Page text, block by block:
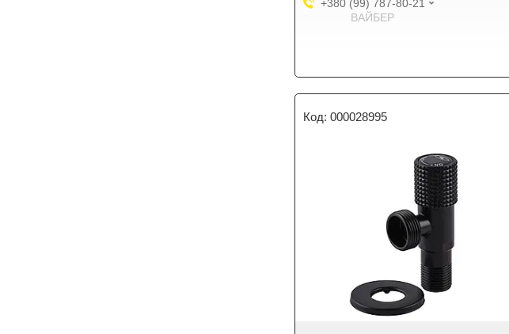
+380 (99) 787-80-21
ВАЙБЕР
000028995